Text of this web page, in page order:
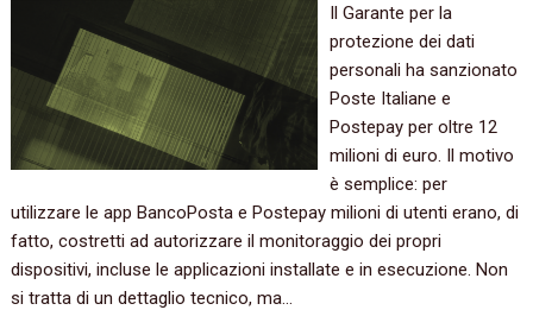
Il Garante per la
protezione dei dati
personali ha sanzionato
Poste Italiane e
Postepay per oltre 12
milioni di euro. Il motivo
è semplice: per
utilizzare le app BancoPosta e Postepay milioni di utenti erano, di
fatto, costretti ad autorizzare il monitoraggio dei propri
dispositivi, incluse le applicazioni installate e in esecuzione. Non
si tratta di un dettaglio tecnico, ma…